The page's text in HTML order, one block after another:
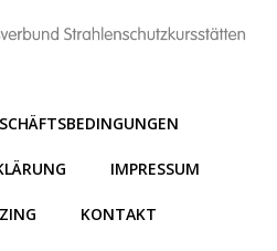
IMPRESSUM
KONTAKT